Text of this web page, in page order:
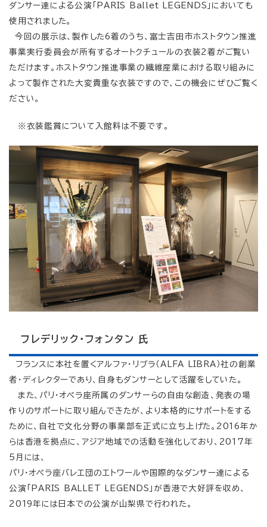
ダンサー達による公演「PARIS Ballet LEGENDS」においても
使用されました。
今回の展示は、製作した6着のうち、富士吉田市ホストタウン推進
事業実行委員会が所有するオートクチュールの衣装2着がご覧い
ただけます。ホストタウン推進事業の繊維産業における取り組みに
よって製作された大変貴重な衣装ですので、この機会にぜひご覧く
ださい。
※衣装鑑賞について入館料は不要です。
フレデリック・フォンタン 氏
フランスに本社を置くアルファ・リブラ（ALFA LIBRA）社の創業
者・ディレクターであり、自身もダンサーとして活躍をしていた。
また、パリ・オペラ座所属のダンサーらの自由な創造、発表の場
作りのサポートに取り組んできたが、より本格的にサポートをする
ために、自社で文化分野の事業部を正式に立ち上げた。2016年か
らは香港を拠点に、アジア地域での活動を強化しており、2017年
5月には、
パリ・オペラ座バレエ団のエトワールや国際的なダンサー達による
公演「PARIS BALLET LEGENDS」が香港で大好評を収め、
2019年には日本での公演が山梨県で行われた。